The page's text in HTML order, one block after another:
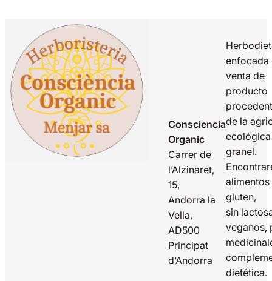
Consciencia
Organic
Carrer de
l’Alzinaret,
15,
Andorra la
Vella,
AD500
Principat
d’Andorra
enfocada
venta de
producto
de la
granel.
alimentos
gluten,
sin
veganos,
dietética.